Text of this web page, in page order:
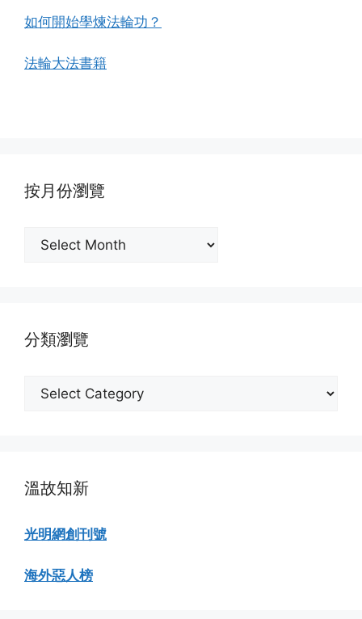
如何開始學煉法輪功？
法輪大法書籍
按月份瀏覽
分類瀏覽
溫故知新
光明網創刊號
海外惡人榜